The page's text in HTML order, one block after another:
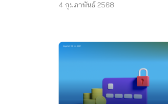
4 กุมภาพันธ์ 2568